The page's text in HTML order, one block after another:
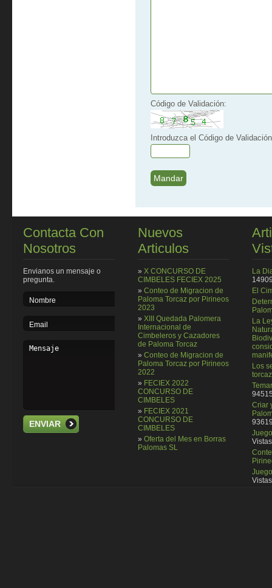
Código de Validación:
Introduzca el Código de
Contacta Con
Nosotros
Envianos un mensaje o
pregunta.
ENVIAR
Nuevos
Articulos
» X CONCURSO DE
CIMBELES FECIEX 2025
» Conteo de Migracion de
Paloma Torcaz por Pirineos
2023
» XIII Quedada Palomera
Internacional de
Cimbeleros y Cazadores
de Paloma Torcaz
» Conteo de Migracion de
Paloma Torcaz por Pirineos
2022
» FECIEX 2022
CONCURSO DE
CIMBELES
» FECIEX 2021
CONCURSO DE
CIMBELES
» Oferta del Mes en Borras
Palomas SL
La
El
La
Los
torcaz
Criar
Vistas
Vistas